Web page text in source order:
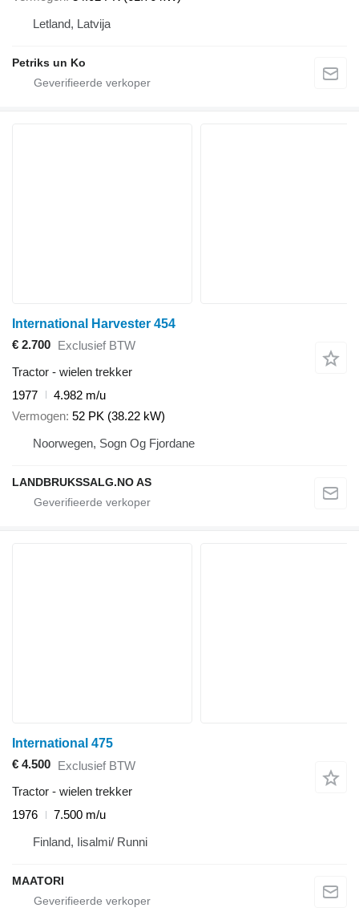
Letland, Latvija
Petriks un Ko
International Harvester 454
€ 2.700 Exclusief BTW
Tractor - wielen trekker
1977
4.982 m/u
Vermogen 52 PK (38.22 kW)
Noorwegen, Sogn Og Fjordane
LANDBRUKSSALG.NO AS
International 475
€ 4.500 Exclusief BTW
Tractor - wielen trekker
1976
7.500 m/u
Finland, Iisalmi/ Runni
MAATORI